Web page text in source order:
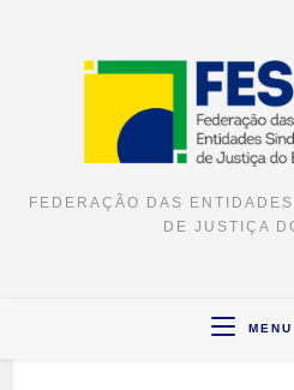
FEDERAÇÃO DAS
DE JUSTIÇA
MENU